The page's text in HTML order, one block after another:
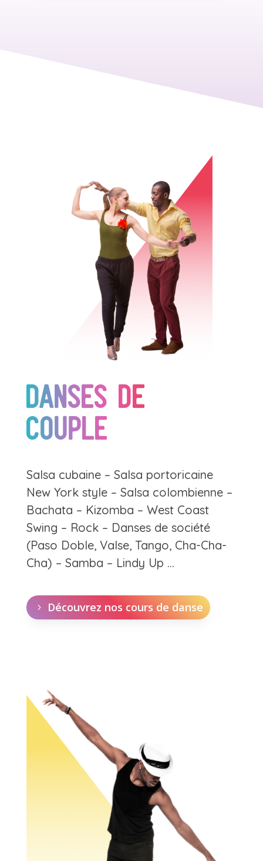
Danses de
couple
Salsa cubaine – Salsa portoricaine
New York style – Salsa colombienne –
Bachata – Kizomba – West Coast
Swing – Rock – Danses de société
(Paso Doble, Valse, Tango, Cha-Cha-
Cha) – Samba – Lindy Up …
Découvrez nos cours de danse